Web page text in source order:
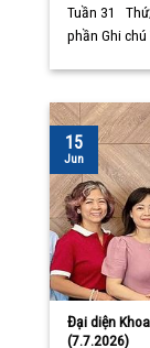
Tuần 31
phần Ghi chú
Đại diện
(7.7.2026)
15
Jun